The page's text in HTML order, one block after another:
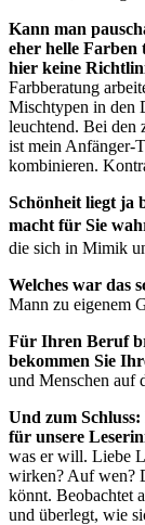
Kann man
eher helle Farben
hier keine
Farbberatung
Mischtypen in den
leuchtend. Bei den
ist mein Anfänger-
kombinieren.
Schönheit liegt ja
macht für Sie
die sich in Mimik
Welches war das
Mann zu eigenem
Für Ihren Beruf
bekommen Sie
und Menschen auf
Und zum
für unsere
was er will. Liebe
wirken? Auf wen?
könnt. Beobachtet
und überlegt, wie